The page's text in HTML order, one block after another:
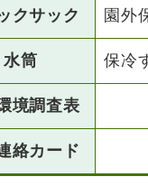
クサック 園外
水筒 保冷
境調査表
絡カード